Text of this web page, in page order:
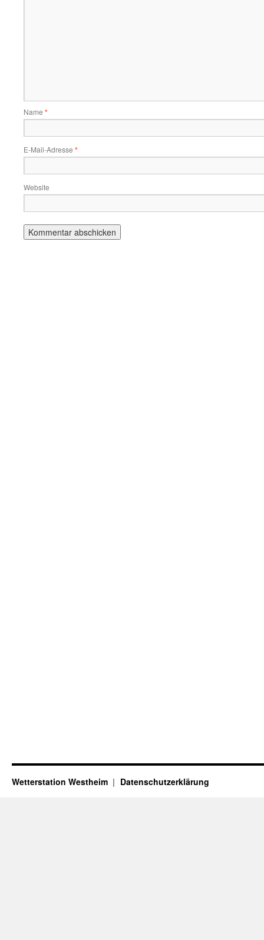
Name *
E-Mail-Adresse *
Website
Wetterstation Westheim Datenschutzerklärung